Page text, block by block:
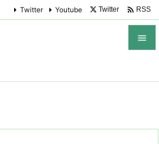

Twitter Youtube Twitter  RSS